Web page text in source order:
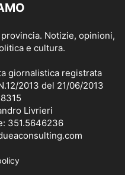
Notizie, opinioni,
e cultura.
giornalistica registrata
2013 del 21/06/2013
Livrieri
351.5646236